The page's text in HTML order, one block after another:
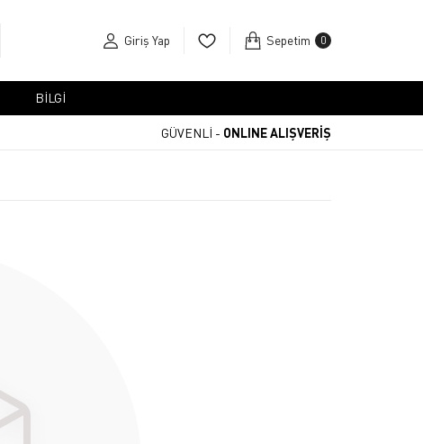
Giriş Yap Sepetim 0
BİLGİ
GÜVENLİ - ONLINE ALIŞVERİŞ